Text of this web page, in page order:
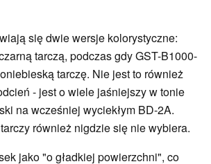
się dwie wersje kolorystyczne:
tarczą, podczas gdy GST-B1000-
tarczę. Nie jest to również
- jest o wiele jaśniejszy w tonie
na wcześniej wyciekłym BD-2A.
również nigdzie się nie wybiera.
jako "o gładkiej powierzchni", co